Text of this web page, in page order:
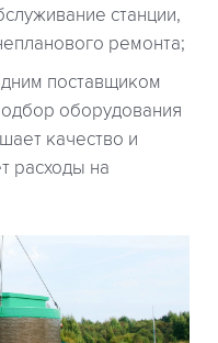
станции,
ремонта;
поставщиком
оборудования
качество и
расходы на